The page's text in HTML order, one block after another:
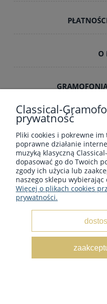
O
Płyty winylowe z
classical-
Copyright © 2022 - 2026
pokaż
Sklep
Classical-
prywatność
Pliki cookies i pokrewne
poprawne działanie
muzyką klasyczną
dopasować go do Twoich
zgody ich użycia lub
naszego sklepu
Więcej o plikach cookies
prywatności.